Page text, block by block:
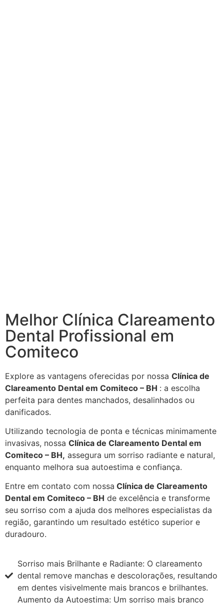
Melhor Clínica Clareamento
Dental Profissional em
Comiteco
Explore as vantagens oferecidas por nossa Clínica de
Clareamento Dental em Comiteco – BH : a escolha
perfeita para dentes manchados, desalinhados ou
danificados.
Utilizando tecnologia de ponta e técnicas minimamente
invasivas, nossa Clínica de Clareamento Dental em
Comiteco – BH, assegura um sorriso radiante e natural,
enquanto melhora sua autoestima e confiança.
Entre em contato com nossa Clínica de Clareamento
Dental em Comiteco – BH de excelência e transforme
seu sorriso com a ajuda dos melhores especialistas da
região, garantindo um resultado estético superior e
duradouro.
Sorriso mais Brilhante e Radiante: O clareamento
dental remove manchas e descolorações, resultando
em dentes visivelmente mais brancos e brilhantes.
Aumento da Autoestima: Um sorriso mais branco